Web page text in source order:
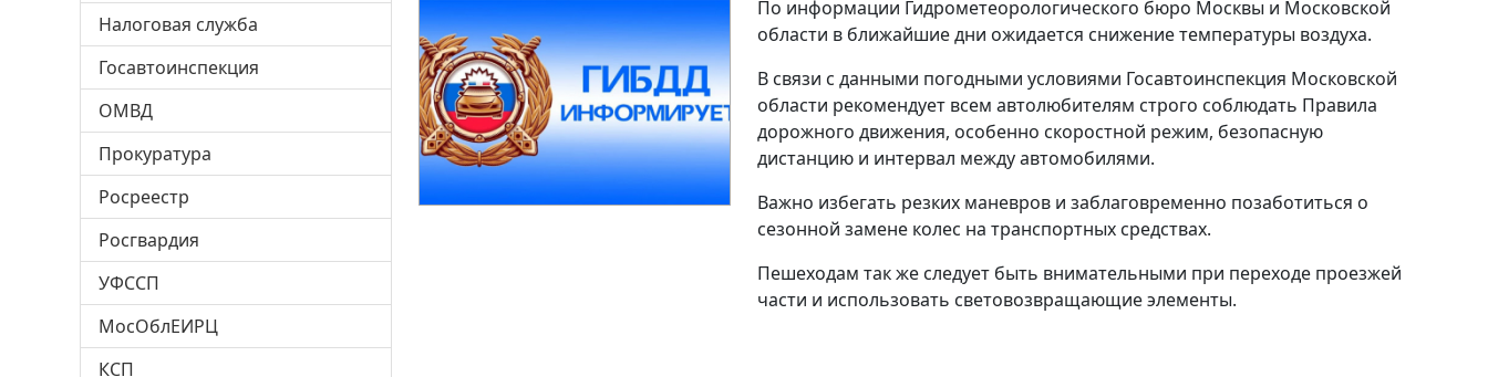
Налоговая служба
Госавтоинспекция
ОМВД
Прокуратура
Росреестр
Росгвардия
УФССП
МосОблЕИРЦ
КСП
По информации Гидрометеорологического бюро Москвы и Московской
области в ближайшие дни ожидается снижение температуры воздуха.
В связи с данными погодными условиями Госавтоинспекция Московской
области рекомендует всем автолюбителям строго соблюдать Правила
дорожного движения, особенно скоростной режим, безопасную
дистанцию и интервал между автомобилями.
Важно избегать резких маневров и заблаговременно позаботиться о
сезонной замене колес на транспортных средствах.
Пешеходам так же следует быть внимательными при переходе проезжей
части и использовать световозвращающие элементы.